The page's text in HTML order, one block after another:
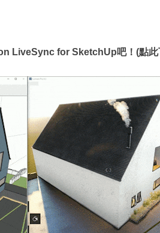
LiveSync for SketchUp吧！(點此